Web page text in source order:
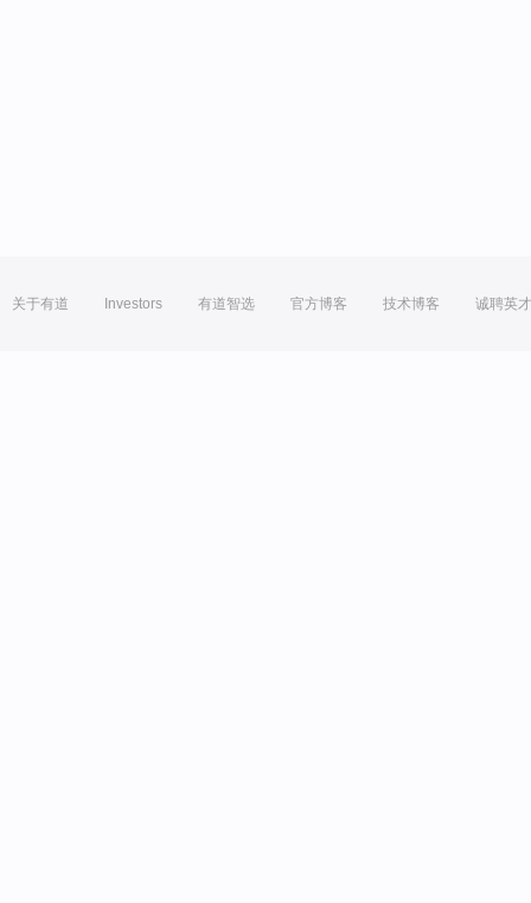
关于有道 Investors 有道智选 官方博客 技术博客 诚聘英才